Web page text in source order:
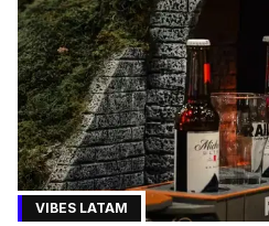
VIBES LATAM